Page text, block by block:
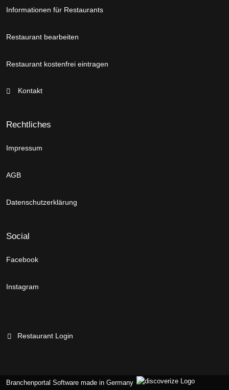
Informationen für Restaurants
Restaurant bearbeiten
Restaurant kostenfrei eintragen
Kontakt
Rechtliches
Impressum
AGB
Datenschutzerklärung
Social
Facebook
Instagram
Restaurant Login
Branchenportal Software made in Germany